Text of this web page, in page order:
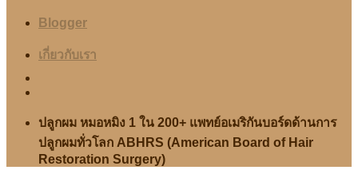
Blogger
เกี่ยวกับเรา
ปลูกผม หมอหมิง 1 ใน 200+ แพทย์อเมริกันบอร์ดด้านการ
ปลูกผมทั่วโลก ABHRS (American Board of Hair
Restoration Surgery)